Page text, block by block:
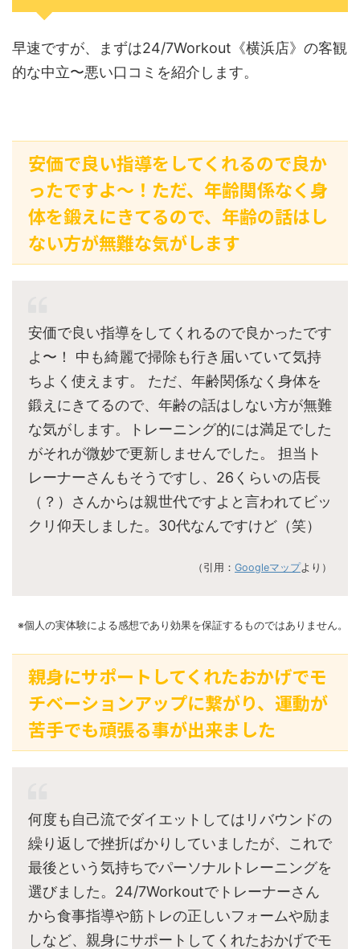
早速ですが、まずは24/7Workout《横浜店》の客観
的な中立〜悪い口コミを紹介します。
安価で良い指導をしてくれるので良か
ったですよ〜！ただ、年齢関係なく身
体を鍛えにきてるので、年齢の話はし
ない方が無難な気がします
安価で良い指導をしてくれるので良かったです
よ〜！ 中も綺麗で掃除も行き届いていて気持
ちよく使えます。 ただ、年齢関係なく身体を
鍛えにきてるので、年齢の話はしない方が無難
な気がします。トレーニング的には満足でした
がそれが微妙で更新しませんでした。 担当ト
レーナーさんもそうですし、26くらいの店長
（？）さんからは親世代ですよと言われてビッ
クリ仰天しました。30代なんですけど（笑）
（引用： Googleマップより）
※個人の実体験による感想であり効果を保証するものではありません。
親身にサポートしてくれたおかげでモ
チベーションアップに繋がり、運動が
苦手でも頑張る事が出来ました
何度も自己流でダイエットしてはリバウンドの
繰り返しで挫折ばかりしていましたが、これで
最後という気持ちでパーソナルトレーニングを
選びました。24/7Workoutでトレーナーさん
から食事指導や筋トレの正しいフォームや励ま
しなど、親身にサポートしてくれたおかげでモ